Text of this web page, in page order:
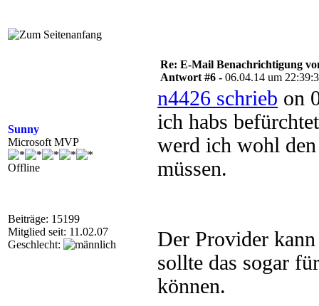
Sunny
Microsoft MVP
Offline
Beiträge: 15199
Mitglied seit: 11.02.07
Geschlecht:
Re: E-Mail Benachrichtigung
Antwort #6 - 06.04.14 um
n4426 schrieb on
ich habs
werd ich wohl
müssen.
Der Provider
sollte das sogar
können.